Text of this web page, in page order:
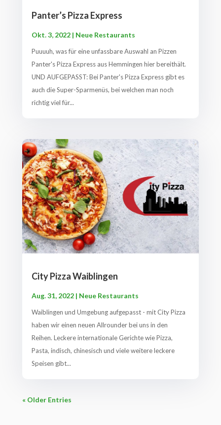
Panter’s Pizza Express
Okt. 3, 2022| Neue Restaurants
Puuuuh, was für eine unfassbare Auswahl an Pizzen
Panter's Pizza Express aus Hemmingen hier bereithält.
UND AUFGEPASST: Bei Panter's Pizza Express gibt es
auch die Super-Sparmenüs, bei welchen man noch
richtig viel für...
City Pizza Waiblingen
Aug. 31, 2022| Neue Restaurants
Waiblingen und Umgebung aufgepasst - mit City Pizza
haben wir einen neuen Allrounder bei uns in den
Reihen. Leckere internationale Gerichte wie Pizza,
Pasta, indisch, chinesisch und viele weitere leckere
Speisen gibt...
« Older Entries